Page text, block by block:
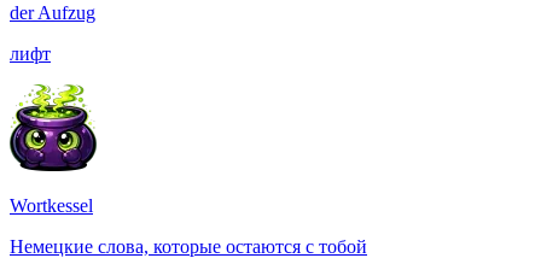
derAufzug
лифт
Wortkessel
Немецкие слова, которые остаются с тобой